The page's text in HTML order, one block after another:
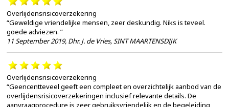
Overlijdensrisicoverzekering
“Geweldige vriendelijke mensen, zeer deskundig. Niks is teveel.
goede adviezen. ”
11 September 2019, Dhr. J. de Vries, SINT MAARTENSDIJK
Overlijdensrisicoverzekering
“Geencentteveel geeft een compleet en overzichtelijk aanbod van de
overlijdensrisicoverzekeringen inclusief relevante details. De
aanvraagprocedure is zeer gebruiksvriendelijk en de begeleiding